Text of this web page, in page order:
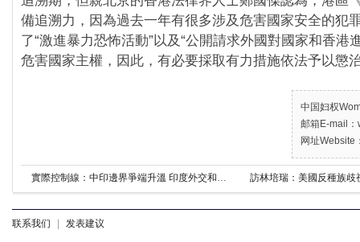
備追溯力，因為過去一年有很多涉及危害國家安全的犯
了“激進暴力恐怖活動”以及“公開請求外國對國家和香港
危害國家主權，因此，有必要採取有力措施依法予以懲
中国妇权
邮箱E-mail
网址Website
實際控制線：中印邊界爭端升溫 印度外交和軍事選項 訪林培瑞：美國反種族歧
联系我们 发表建议